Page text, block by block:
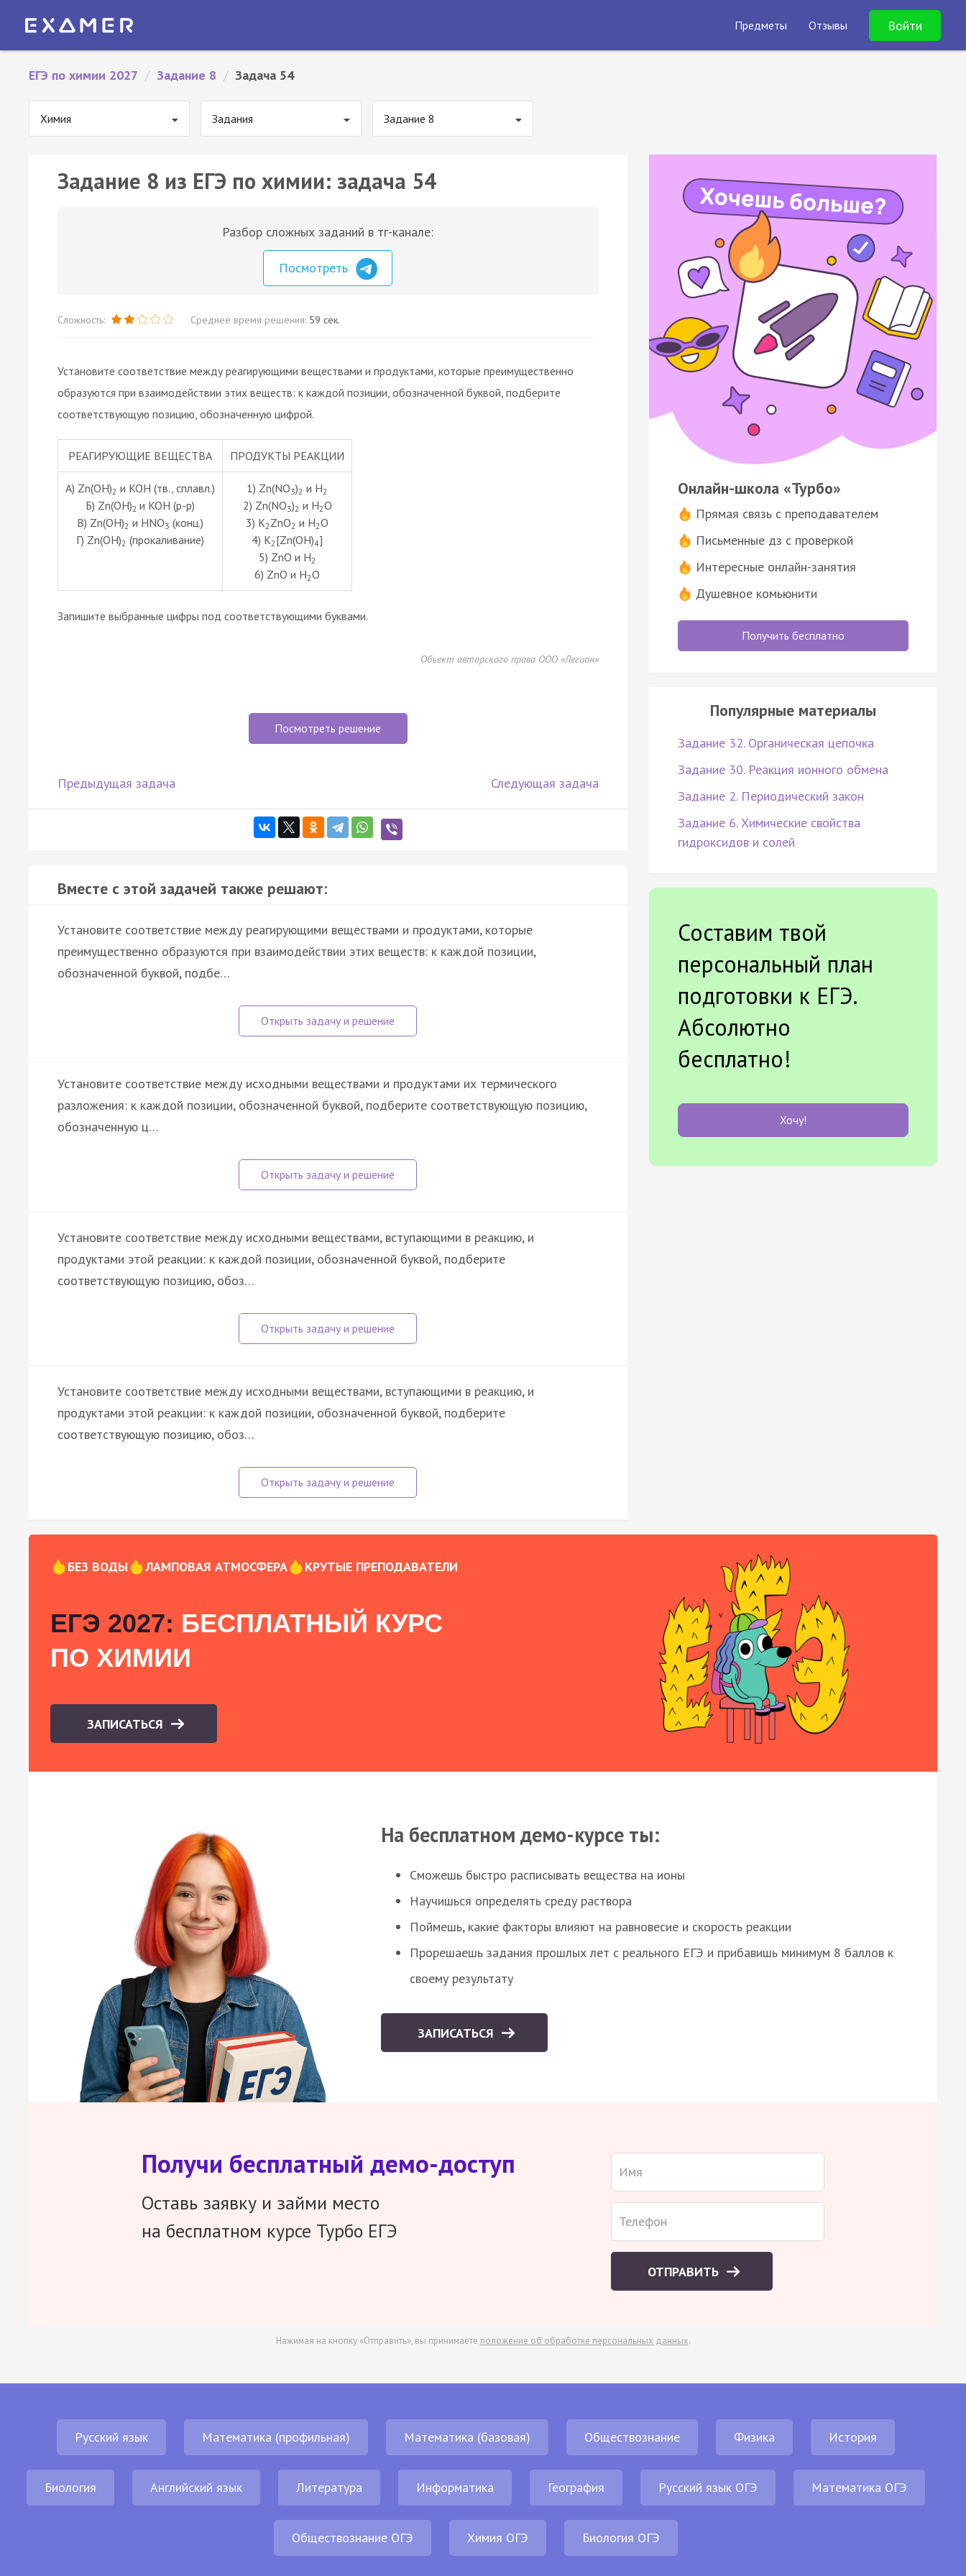
Предметы Отзывы Войти
ЕГЭ по химии 2027 / Задание 8 / Задача 54
Химия Задания Задание 8
Задание 8 из ЕГЭ по химии: задача 54
Разбор сложных заданий в тг-канале:
Посмотреть
Сложность: Среднее время решения: 59 сек.
Установите соответствие между реагирующими веществами и продуктами, которые преимущественно
образуются при взаимодействии этих веществ: к каждой позиции, обозначенной буквой, подберите
соответствующую позицию, обозначенную цифрой.
РЕАГИРУЮЩИЕ ВЕЩЕСТВА ПРОДУКТЫ РЕАКЦИИ
А) Zn(OH)2 и KOH (тв., сплавл.)
Б) Zn(OH)2 и KOH (p-p)
В) Zn(OH)2 и HNO3 (конц.)
Г) Zn(OH)2 (прокаливание)
1) Zn(NO3)2 и H2
2) Zn(NO3)2 и H2O
3) K2 ZnO2 и H2O
4) K2 [Zn(OH)4]
5) ZnO и H2
6) ZnO и H2O
Запишите выбранные цифры под соответствующими буквами.
Объект авторского права ООО «Легион»
Посмотреть решение
Предыдущая задача Следующая задача
Вместе с этой задачей также решают:
Установите соответствие между реагирующими веществами и продуктами, которые
преимущественно образуются при взаимодействии этих веществ: к каждой позиции,
обозначенной буквой, подбе…
Установите соответствие между исходными веществами и продуктами их термического
разложения: к каждой позиции, обозначенной буквой, подберите соответствующую позицию,
обозначенную ц…
Установите соответствие между исходными веществами, вступающими в реакцию, и
продуктами этой реакции: к каждой позиции, обозначенной буквой, подберите
соответствующую позицию, обоз…
Установите соответствие между исходными веществами, вступающими в реакцию, и
продуктами этой реакции: к каждой позиции, обозначенной буквой, подберите
соответствующую позицию, обоз…
Онлайн-школа «Турбо»
Прямая связь с преподавателем
Письменные дз с проверкой
Интересные онлайн-занятия
Душевное комьюнити
Получить бесплатно
Популярные материалы
Задание 32. Органическая цепочка
Задание 30. Реакция ионного обмена
Задание 2. Периодический закон
Задание 6. Химические свойства
гидроксидов и солей
Составим твой
персональный план
подготовки к ЕГЭ.
Абсолютно
бесплатно!
Хочу!
БЕЗ ВОДЫ ЛАМПОВАЯ АТМОСФЕРА КРУТЫЕ ПРЕПОДАВАТЕЛИ
ЕГЭ 2027: БЕСПЛАТНЫЙ КУРС
ПО ХИМИИ
ЗАПИСАТЬСЯ
На бесплатном демо-курсе ты:
Сможешь быстро расписывать вещества на ионы
Научишься определять среду раствора
Поймешь, какие факторы влияют на равновесие и скорость реакции
Прорешаешь задания прошлых лет с реального ЕГЭ и прибавишь минимум 8 баллов к
своему результату
ЗАПИСАТЬСЯ
Получи бесплатный демо-доступ
Оставь заявку и займи место
на бесплатном курсе Турбо ЕГЭ
ОТПРАВИТЬ
Нажимая на кнопку «Отправить», вы принимаете положение об обработке персональных данных.
Русский язык Математика (профильная) Математика (базовая) Обществознание Физика История
Биология Английский язык Литература Информатика География Русский язык ОГЭ Математика ОГЭ
Обществознание ОГЭ Химия ОГЭ Биология ОГЭ